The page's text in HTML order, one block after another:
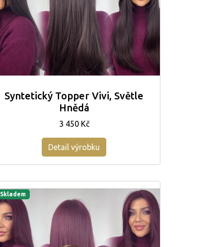
Syntetický Topper Vivi, Světle
Hnědá
3 450 Kč
Detail výrobku
Skladem